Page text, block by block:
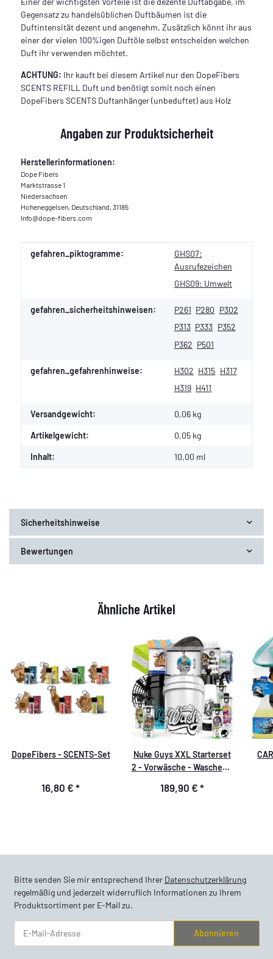
Gegensatz zu handelsüblichen Duftbäumen ist die
Duftintensität dezent und angenehm. Zusätzlich könnt ihr aus
einer der vielen 100%igen Duftöle selbst entscheiden welchen
Duft ihr verwenden möchtet.
ACHTUNG: Ihr kauft bei diesem Artikel nur den DopeFibers
SCENTS REFILL Duft und benötigt somit noch einen
DopeFibers SCENTS Duftanhänger (unbeduftet) aus Holz
Angaben zur Produktsicherheit
Herstellerinformationen:
Dope Fibers
Marktstrasse 1
Niedersachsen
Hoheneggelsen, Deutschland, 31185
Info@dope-fibers.com
Produkteigenschaft
Wert
gefahren_piktogramme:
GHS07:
Ausrufezeichen
GHS09: Umwelt
gefahren_sicherheitshinweisen: P261 P280 P302
P313 P333 P352
P362 P501
gefahren_gefahrenhinweise: H302 H315 H317
H319 H411
Versandgewicht: 0,06 kg
Artikelgewicht: 0,05 kg
Inhalt: 10,00 ml
Sicherheitshinweise
Bewertungen
Ähnliche Artikel
DopeFibers - SCENTS-Set
16,80 € *
Nuke Guys XXL Starterset
2 - Vorwäsche - Waschen -
- Glasreinigung
189,90 € *
Bitte senden Sie mir entsprechend Ihrer Datenschutzerklärung
regelmäßig und jederzeit widerruflich Informationen zu Ihrem
Produktsortiment per E-Mail zu.
Abonnieren